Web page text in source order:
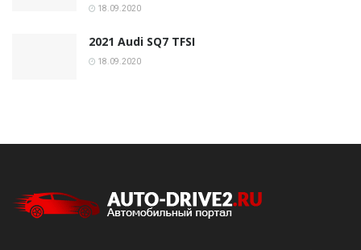
18.09.2020
2021 Audi SQ7 TFSI
18.09.2020